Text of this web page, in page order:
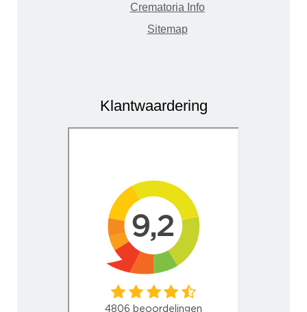
Crematoria Info
Sitemap
Klantwaardering